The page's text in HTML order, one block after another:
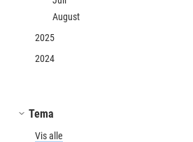
August
2025
2024
Tema
Vis alle